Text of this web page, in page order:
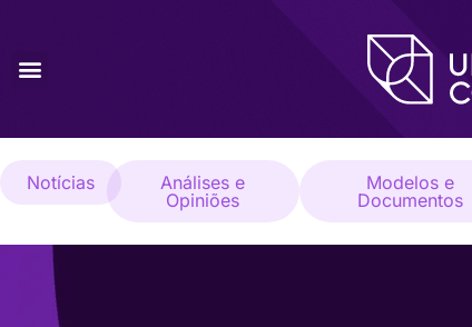
Notícias
Análises e
Opiniões
Modelos e
Documentos